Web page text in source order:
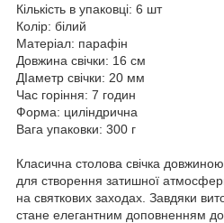
Кількість в упаковці: 6 шт
Колір: білий
Матеріал: парафін
Довжина свічки: 16 см
ДІаметр свічки: 20 мм
Час горіння: 7 годин
Форма: циліндрична
Вага упаковки: 300 г
Класична столова свічка
для створення затишної
на святкових заходах. Завдяки
стане елегантним доповненням до